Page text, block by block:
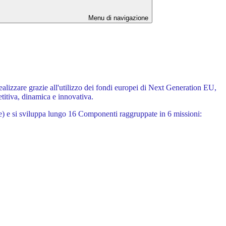
Menu di navigazione
grazie all'utilizzo dei fondi europei di Next Generation EU,
dinamica e innovativa.
e si sviluppa lungo 16 Componenti raggruppate in 6 missioni: